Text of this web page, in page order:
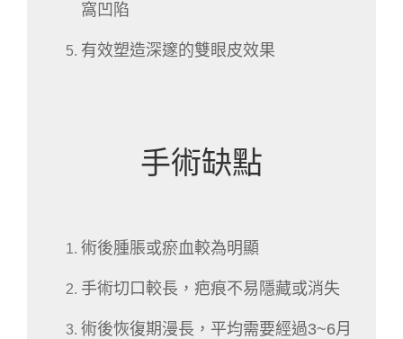
窩凹陷
有效塑造深邃的雙眼皮效果
手術缺點
術後腫脹或瘀血較為明顯
手術切口較長，疤痕不易隱藏或消失
術後恢復期漫長，平均需要經過3~6月